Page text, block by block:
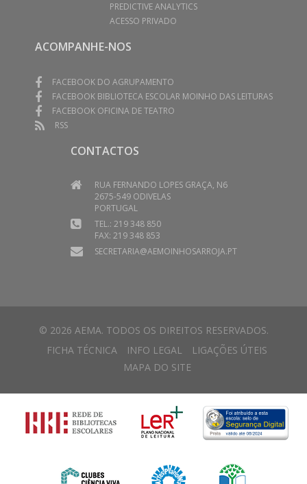
PREDICTIVE ANALYTICS
ACESSO PRIVADO
ACOMPANHE-NOS
FACEBOOK DO AGRUPAMENTO
FACEBOOK BIBLIOTECA ESCOLAR MOINHO DAS LEITURAS
FACEBOOK OFICINA DE TEATRO
RSS
CONTACTOS
RUA FERNANDO LOPES GRAÇA, N6
2675-549 ODIVELAS
PORTUGAL
TEL.: 219 348 850
FAX: 219 348 853
SECRETARIA@AEMOINHOSARROJA.PT
© 2026 AEMA. TODOS OS DIREITOS RESERVADOS.
FICHA TÉCNICA
INFO LEGAL
LIGAÇÕES ÚTEIS
MAPA DO SITE